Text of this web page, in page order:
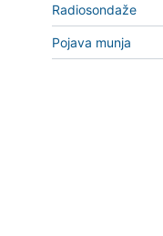
Radiosondaže
Pojava munja